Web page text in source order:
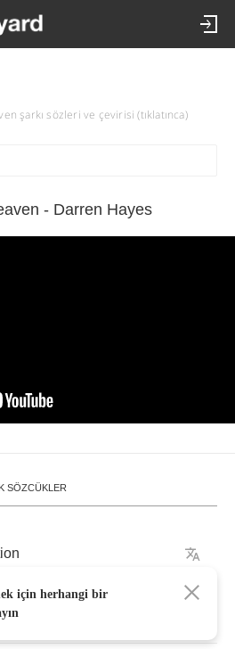
şarkı sözleri ve çevirisi (tıklatınca)
- Darren Hayes
SÖZCÜKLER
için herhangi bir